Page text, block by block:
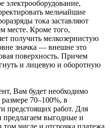
электрооборудование,
мельчайшие
тока заставляют
месте. Кроме того,
получить мелкозернистую
значка — внешне это
поверхность. Причем
и лицевую и оборотную
Вам будет необходимо
70–100%, в
предстоящих работ. Для
выгодные и